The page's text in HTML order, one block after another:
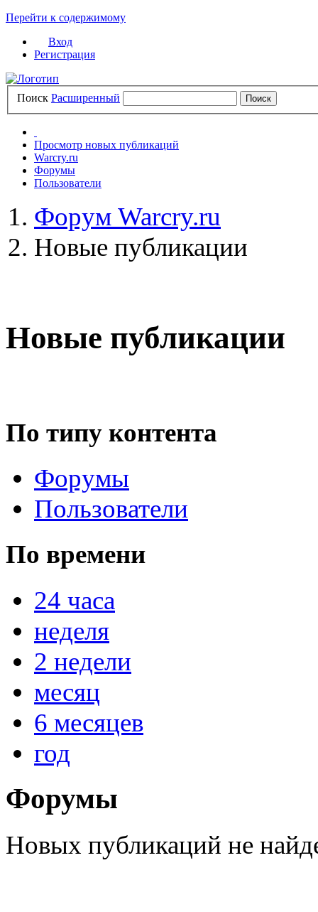
Перейти к содержимому
Вход
Регистрация
Поиск Расширенный
Просмотр новых публикаций
Warcry.ru
Форумы
Пользователи
Форум Warcry.ru
Новые публикации
Новые публикации
По типу контента
Форумы
Пользователи
По времени
24 часа
неделя
2 недели
месяц
6 месяцев
год
Форумы
Новых публикаций не